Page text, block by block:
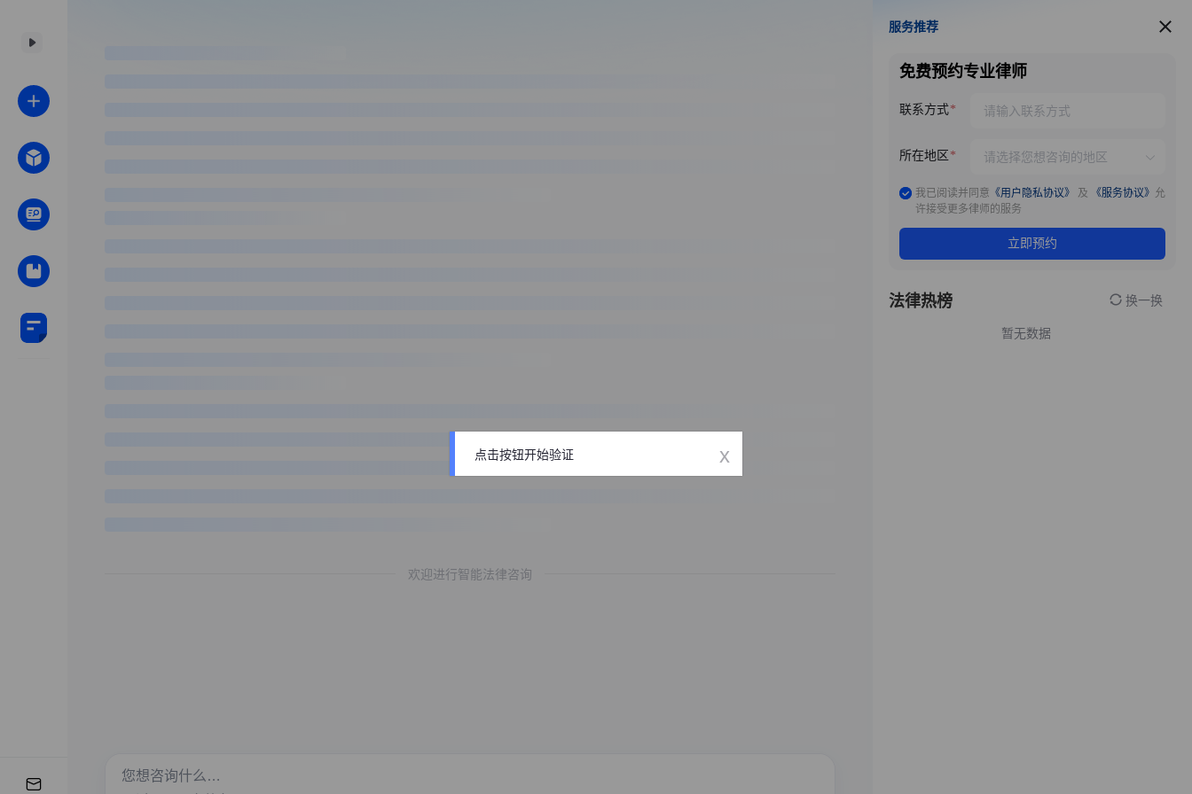
欢迎进行智能法律咨询
服务推荐
服务推荐
免费预约专业律师
联系方式
所在地区
我已阅读并同意 《用户隐私协议》 及 《服务协议》 允
许接受更多律师的服务
立即预约
法律热榜 换一换
暂无数据
点击按钮开始验证 x